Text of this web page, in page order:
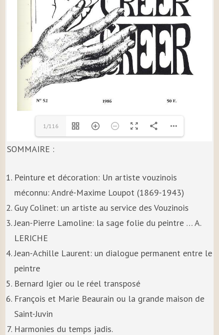
1/116
SOMMAIRE :
Peinture et décoration: Un artiste vouzinois
méconnu: André-Maxime Loupot (1869-1943)
Guy Colinet: un artiste au service des Vouzinois
Jean-Pierre Lamoline: la sage folie du peintre … A.
LERICHE
Jean-Achille Laurent: un dialogue permanent entre le
peintre
Bernard Igier ou le réel transposé
François et Marie Beaurain ou la grande maison de
Saint-Juvin
Harmonies du temps jadis.